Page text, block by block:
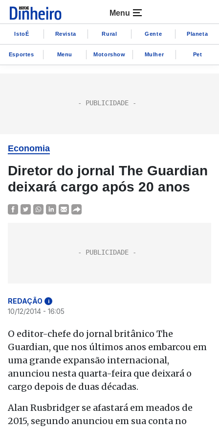
Menu
IstoÉ Revista Rural Gente Planeta
Esportes Menu Motorshow Mulher Pet
Economia
Diretor do jornal The Guardian
deixará cargo após 20 anos
REDAÇÃO i
10/12/2014 - 16:05
O editor-chefe do jornal britânico The
Guardian, que nos últimos anos embarcou em
uma grande expansão internacional,
anunciou nesta quarta-feira que deixará o
cargo depois de duas décadas.
Alan Rusbridger se afastará em meados de
2015, segundo anunciou em sua conta no